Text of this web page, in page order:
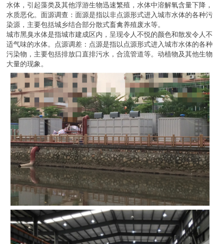
水体，引起藻类及其他浮游生物迅速繁殖，水体中溶解氧含量下降，
水质恶化。面源调查：面源是指以非点源形式进入城市水体的各种污
染源，主要包括城乡结合部分散式畜禽养殖废水等。
城市黑臭水体是指城市建成区内，呈现令人不悦的颜色和散发令人不
适气味的水体。点源调差：点源是指以点源形式进入城市水体的各种
污染物，主要包括排放口直排污水，合流管道等。动植物及其他生物
大量的现象。